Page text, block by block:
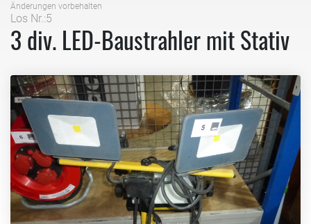
Änderungen vorbehalten
Los Nr.:5
3 div. LED-Baustrahler mit Stativ